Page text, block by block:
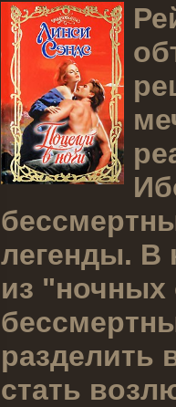
Р
легенды. В
из "ночных
разделить
стать